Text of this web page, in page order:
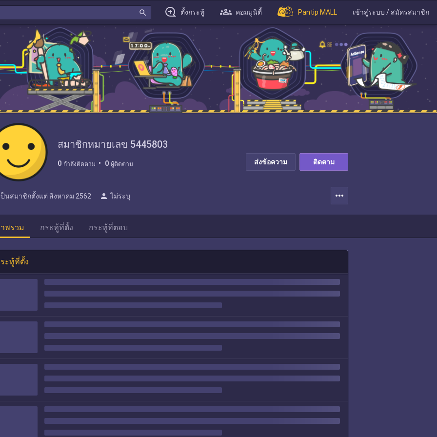
search ตั้งกระทู้ คอมมูนิตี้ Pantip MALL เข้าสู่ระบบ / สมัครสมาชิก
สมาชิกหมายเลข 5445803
0 กำลังติดตาม 0 ผู้ติดตาม ส่งข้อความ ติดตาม
ป็นสมาชิกตั้งแต่ สิงหาคม 2562 person ไม่ระบุ more_horiz
พรวม กระทู้ที่ตั้ง กระทู้ที่ตอบ
ะทู้ที่ตั้ง